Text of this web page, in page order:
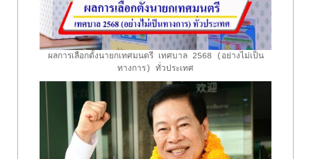
ผลการเลือกตั้งนายกเทศมนตรี เทศบาล 2568 (อย่างไม่เป็น
ทางการ) ทั่วประเทศ